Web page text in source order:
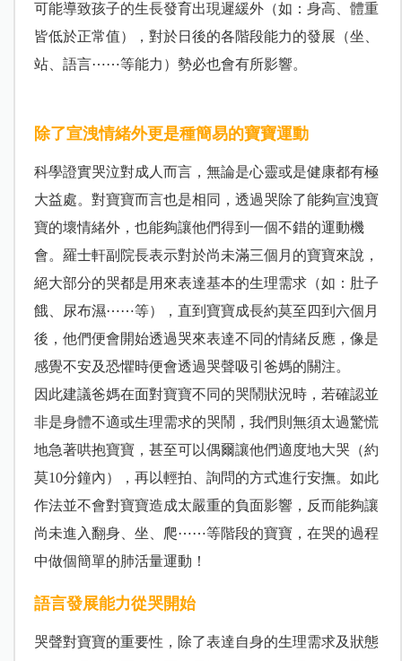
可能導致孩子的生長發育出現遲緩外（如：身高、體重
皆低於正常值），對於日後的各階段能力的發展（坐、
站、語言⋯⋯等能力）勢必也會有所影響。
除了宣洩情緒外更是種簡易的寶寶運動
科學證實哭泣對成人而言，無論是心靈或是健康都有極
大益處。對寶寶而言也是相同，透過哭除了能夠宣洩寶
寶的壞情緒外，也能夠讓他們得到一個不錯的運動機
會。羅士軒副院長表示對於尚未滿三個月的寶寶來說，
絕大部分的哭都是用來表達基本的生理需求（如：肚子
餓、尿布濕⋯⋯等），直到寶寶成長約莫至四到六個月
後，他們便會開始透過哭來表達不同的情緒反應，像是
感覺不安及恐懼時便會透過哭聲吸引爸媽的關注。
因此建議爸媽在面對寶寶不同的哭鬧狀況時，若確認並
非是身體不適或生理需求的哭鬧，我們則無須太過驚慌
地急著哄抱寶寶，甚至可以偶爾讓他們適度地大哭（約
莫10分鐘內），再以輕拍、詢問的方式進行安撫。如此
作法並不會對寶寶造成太嚴重的負面影響，反而能夠讓
尚未進入翻身、坐、爬⋯⋯等階段的寶寶，在哭的過程
中做個簡單的肺活量運動！
語言發展能力從哭開始
哭聲對寶寶的重要性，除了表達自身的生理需求及狀態